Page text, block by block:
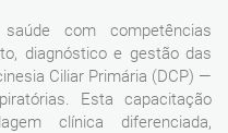
com competências
diagnóstico e gestão das
Ciliar Primária (DCP) —
Esta capacitação
clínica diferenciada,